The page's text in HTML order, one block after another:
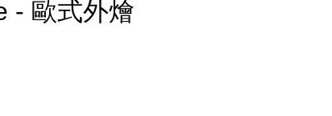
- 歐式外燴